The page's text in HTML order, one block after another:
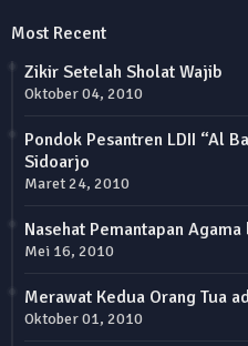
Most Recent
Zikir Setelah Sholat Wajib
Oktober 04, 2010
Pondok Pesantren LDII “Al
Sidoarjo
Maret 24, 2010
Nasehat Pemantapan
Mei 16, 2010
Merawat Kedua Orang Tua
Oktober 01, 2010